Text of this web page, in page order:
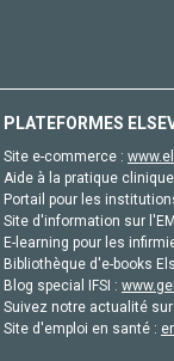
PLATEFORMES
Site e-commerce :
Aide à la pratique
Portail pour les
Site d'information sur
E-learning pour les
Bibliothèque d'e-books
Blog special IFSI :
Suivez notre actualité
Site d'emploi en santé :